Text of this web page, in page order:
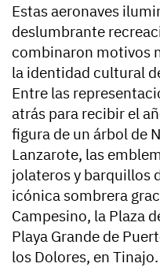
Estas aeronaves
deslumbrante
combinaron motivos
la identidad cultural
Entre las
atrás para recibir el
figura de un árbol de
Lanzarote, las
jolateros y barquillos
icónica sombrera
Campesino, la Plaza
Playa Grande de
los Dolores, en Tinajo.